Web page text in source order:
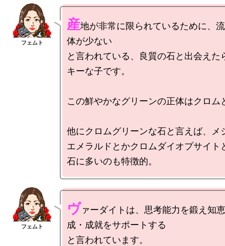
産地が非常に限られているために、
体が少ない
と言われている、良質の石と出会えた
キーな子です。
この鮮やかなグリーンの正体はクロム
他にクロムグリーンな石と言えば、メ
エメラルドとかクロムダイオプサイト
ヴァーダイトは、思考能力を鍛え知
成・成就をサポートする
と言われています。